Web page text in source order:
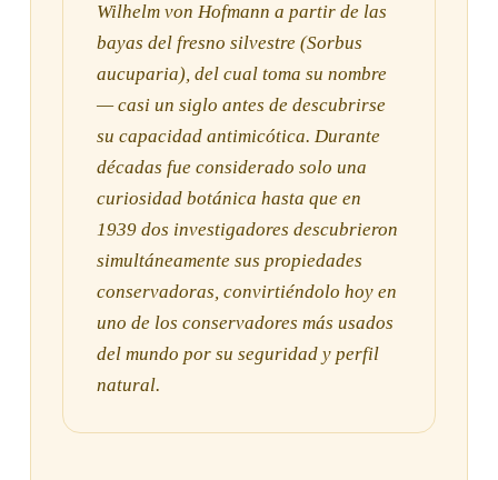
Wilhelm von Hofmann a partir de las
bayas del fresno silvestre (Sorbus
aucuparia), del cual toma su nombre
— casi un siglo antes de descubrirse
su capacidad antimicótica. Durante
décadas fue considerado solo una
curiosidad botánica hasta que en
1939 dos investigadores descubrieron
simultáneamente sus propiedades
conservadoras, convirtiéndolo hoy en
uno de los conservadores más usados
del mundo por su seguridad y perfil
natural.